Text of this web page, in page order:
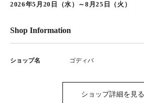
2026年5月20日（水）～8月25日（火）
Shop Information
ショップ名 ゴディバ
ショップ詳細を見る